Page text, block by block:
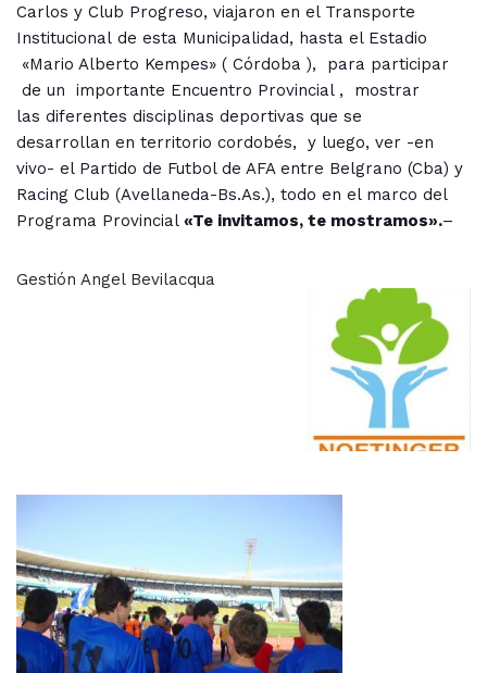
Carlos y Club Progreso, viajaron en el Transporte
Institucional de esta Municipalidad, hasta el Estadio
«Mario Alberto Kempes» ( Córdoba ), para participar
de un importante Encuentro Provincial , mostrar
las diferentes disciplinas deportivas que se
desarrollan en territorio cordobés, y luego, ver -en
vivo- el Partido de Futbol de AFA entre Belgrano (Cba) y
Racing Club (Avellaneda-Bs.As.), todo en el marco del
Programa Provincial «Te invitamos, te mostramos».–
Gestión Angel Bevilacqua